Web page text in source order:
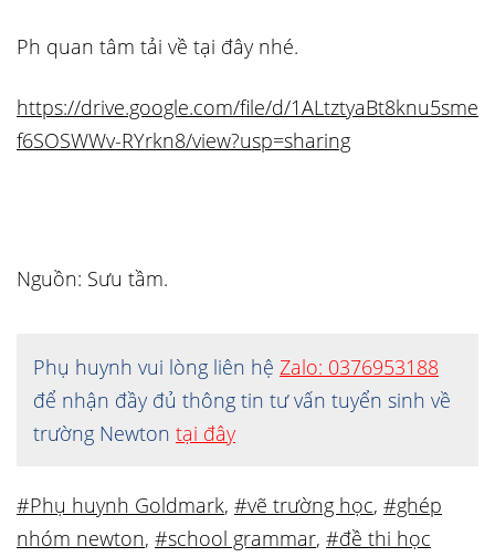
Ph quan tâm tải về tại đây nhé.
https://drive.google.com/file/d/1ALtztyaBt8knu5sme
f6SOSWWv-RYrkn8/view?usp=sharing
Nguồn: Sưu tầm.
Phụ huynh vui lòng liên hệ Zalo: 0376953188
để nhận đầy đủ thông tin tư vấn tuyển sinh về
trường Newton tại đây
#Phụ huynh Goldmark, #vẽ trường học, #ghép
nhóm newton, #school grammar, #đề thi học